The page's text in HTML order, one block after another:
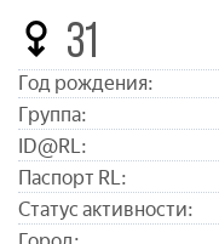
31
Год рождения:
Группа:
ID@RL:
Паспорт RL:
Статус активности: